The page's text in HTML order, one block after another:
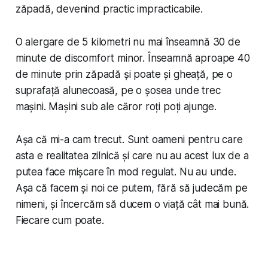
zăpadă, devenind practic impracticabile.
O alergare de 5 kilometri nu mai înseamnă 30 de
minute de discomfort minor. Înseamnă aproape 40
de minute prin zăpadă și poate și gheață, pe o
suprafață alunecoasă, pe o șosea unde trec
mașini. Mașini sub ale căror roți poți ajunge.
Așa că mi-a cam trecut. Sunt oameni pentru care
asta e realitatea zilnică și care nu au acest lux de a
putea face mișcare în mod regulat. Nu au unde.
Așa că facem și noi ce putem, fără să judecăm pe
nimeni, și încercăm să ducem o viață cât mai bună.
Fiecare cum poate.